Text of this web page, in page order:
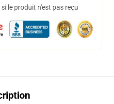
le produit n'est pas reçu